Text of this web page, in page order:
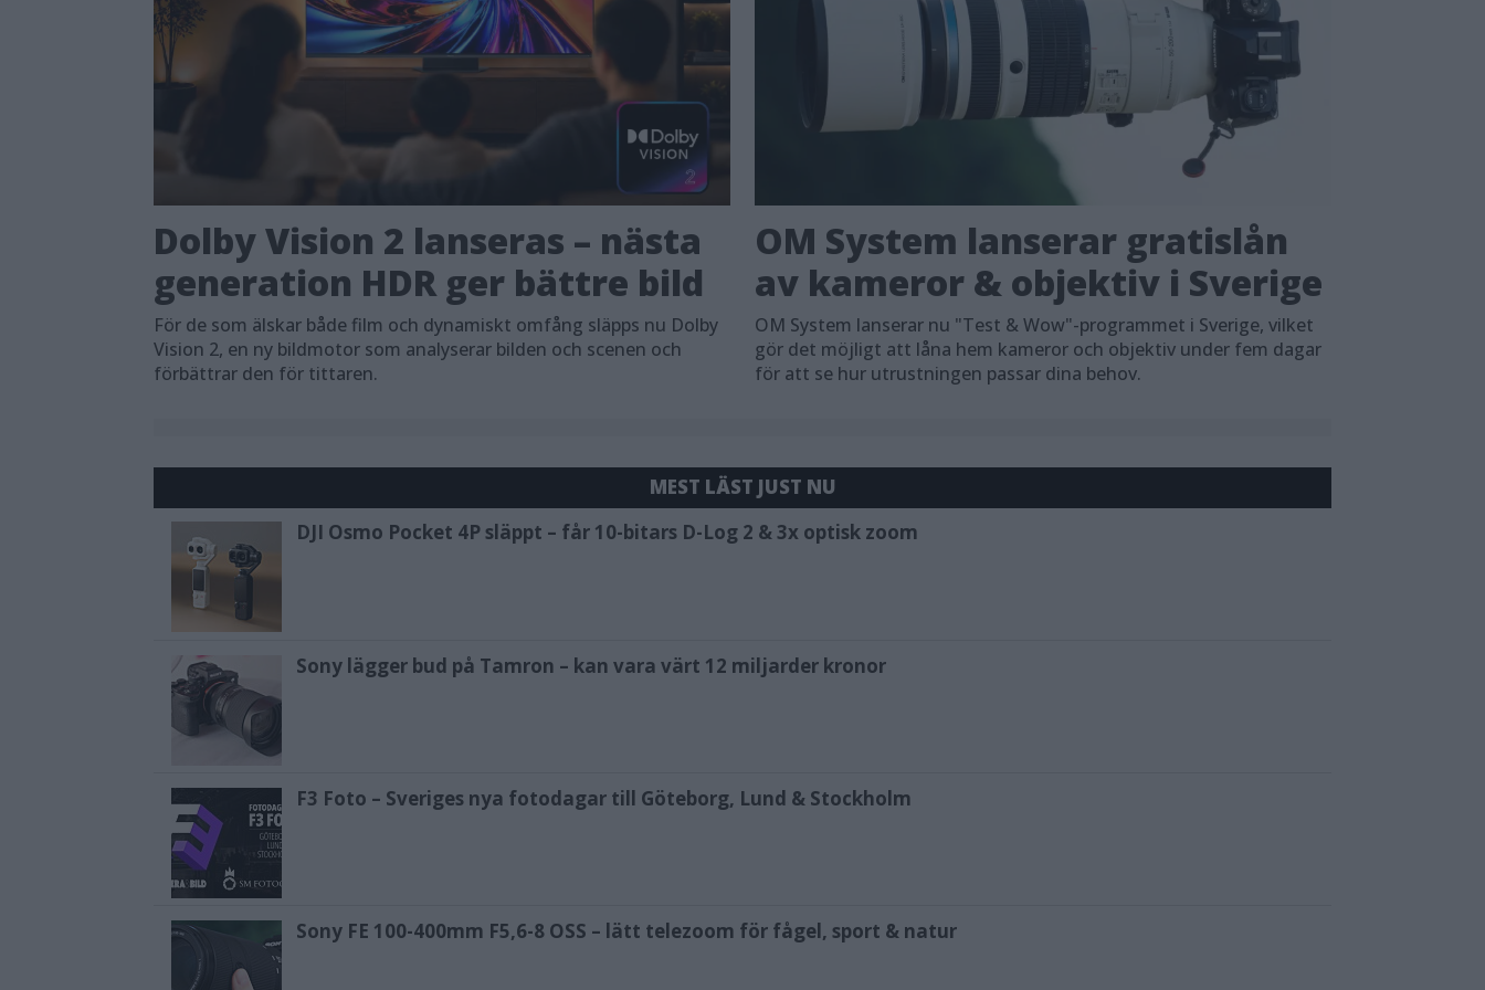
Dolby Vision 2 lanseras – nästa
generation HDR ger bättre bild
För de som älskar både film och dynamiskt omfång släpps nu Dolby
Vision 2, en ny bildmotor som analyserar bilden och scenen och
förbättrar den för tittaren.
OM System lanserar gratislån
av kameror & objektiv i Sverige
OM System lanserar nu "Test & Wow"-programmet i Sverige, vilket
gör det möjligt att låna hem kameror och objektiv under fem dagar
för att se hur utrustningen passar dina behov.
MEST LÄST JUST NU
DJI Osmo Pocket 4P släppt – får 10-bitars D-Log 2 & 3x optisk zoom
Sony lägger bud på Tamron – kan vara värt 12 miljarder kronor
F3 Foto – Sveriges nya fotodagar till Göteborg, Lund & Stockholm
Sony FE 100-400mm F5,6-8 OSS – lätt telezoom för fågel, sport & natur